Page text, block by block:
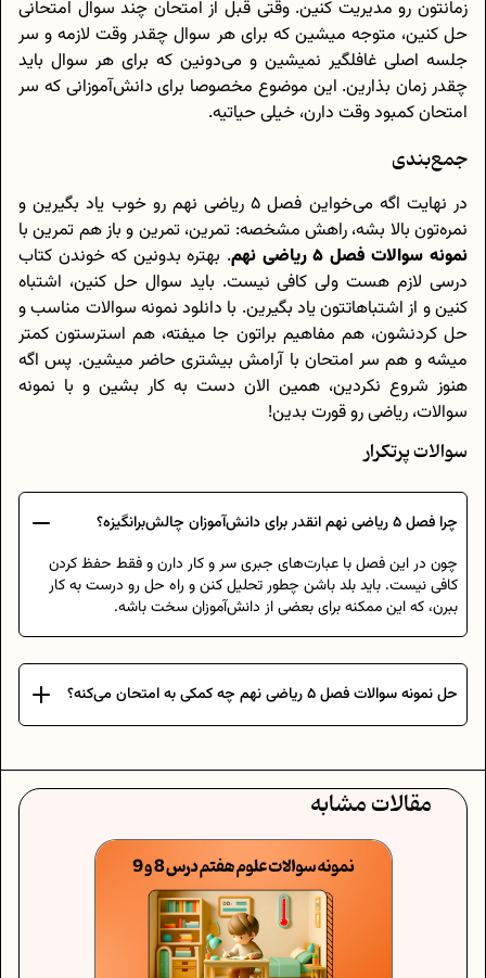
زمانتون رو مدیریت کنین. وقتی قبل از امتحان چند سوال امتحانی
حل کنین، متوجه میشین که برای هر سوال چقدر وقت لازمه و سر
جلسه اصلی غافلگیر نمیشین و می‌دونین که برای هر سوال باید
چقدر زمان بذارین. این موضوع مخصوصا برای دانش‌آموزانی که سر
امتحان کمبود وقت دارن، خیلی حیاتیه.
جمع‌بندی
در نهایت اگه می‌خواین فصل 5 ریاضی نهم رو خوب یاد بگیرین و
نمره‌تون بالا بشه، راهش مشخصه: تمرین، تمرین و باز هم تمرین با
نمونه سوالات فصل 5 ریاضی نهم
. بهتره بدونین که خوندن کتاب
درسی لازم هست ولی کافی نیست. باید سوال حل کنین، اشتباه
کنین و از اشتباهاتتون یاد بگیرین. با دانلود نمونه سوالات مناسب و
حل کردنشون، هم مفاهیم براتون جا میفته، هم استرستون کمتر
میشه و هم سر امتحان با آرامش بیشتری حاضر میشین. پس اگه
هنوز شروع نکردین، همین الان دست به کار بشین و با نمونه
سوالات، ریاضی رو قورت بدین!
سوالات پرتکرار
چرا فصل 5 ریاضی نهم انقدر برای دانش‌آموزان چالش‌برانگیزه؟
چون در این فصل با عبارت‌های جبری سر و کار دارن و فقط حفظ کردن
کافی نیست. باید بلد باشن چطور تحلیل کنن و راه‌ حل رو درست به کار
ببرن، که این ممکنه برای بعضی از دانش‌آموزان سخت باشه.
حل نمونه سوالات فصل 5 ریاضی نهم چه کمکی به امتحان می‌کنه؟
مقالات مشابه